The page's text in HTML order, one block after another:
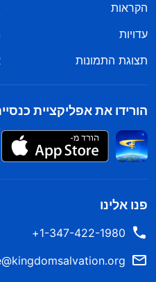
הקראות
עדויות
תצוגת התמונות
הורידו את אפליקציית
פנו אלינו
1-347-422-1980+